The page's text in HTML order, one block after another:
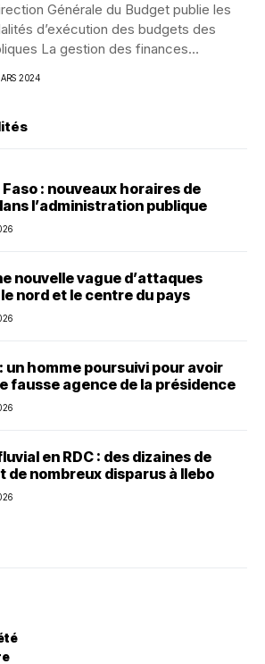
Générale du Budget publie les
d’exécution des budgets des
La gestion des finances
2024
: nouveaux horaires de
l’administration publique
nouvelle vague d’attaques
nord et le centre du pays
un homme poursuivi pour avoir
fausse agence de la présidence
en RDC : des dizaines de
de nombreux disparus à Ilebo